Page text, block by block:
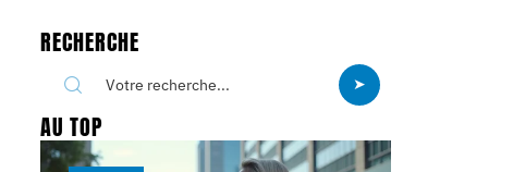
RECHERCHE
AU TOP